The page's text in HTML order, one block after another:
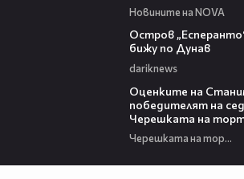
Новините на NOVA
Остров
бижу по Дунав
dariknews
Оценките на
победителят на
Черешката на
Черешката на тортата